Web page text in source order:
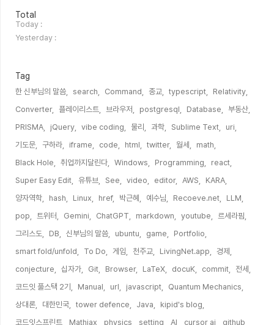
방
문
자
수
Total
Today :
Yesterday :
Tag
한 신부님의 말씀, search, Command, 종교, typescript,
Relativity,
Converter,
플레이리스트, 브라우저, postgresql, Database,
부동산,
PRISMA,
jQuery, vibe coding, 물리, 과학, Sublime Text,
uri,
기도문,
구하라, iframe, code, html, twitter, 월세,
math,
Black Hole,
취업까지달린다, Windows, Programming,
react,
Super Easy Edit,
유튜브, See, video, editor, AWS,
KARA,
양자역학,
hash, Linux, href, 박근혜, 예수님, Recoeve.net,
LLM,
pop,
트위터, Gemini, ChatGPT, markdown, youtube,
르세라핌,
그리스도,
DB, 신부님의 말씀, ubuntu, game,
Portfolio,
smart fold/unfold,
To Do, 게임, 천주교, LivingNet.app,
경제,
conjecture,
십자가, Git, Browser, LaTeX, docuK, commit,
전세,
코드잇 풀스택 2기,
Manual, url, javascript,
Quantum Mechanics,
상대론,
대한민국, tower defence, Java,
kipid's blog,
코드잇스프린트,
Mathjax, physics, setting, AI, cursor ai, github,